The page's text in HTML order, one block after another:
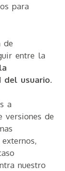
para
de
entre la
del usuario.
a
versiones de
nuestro